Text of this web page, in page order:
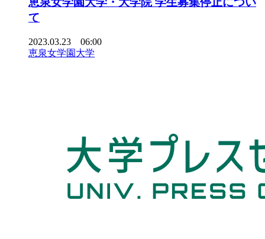
て
2023.03.23 06:00
恵泉女学園大学